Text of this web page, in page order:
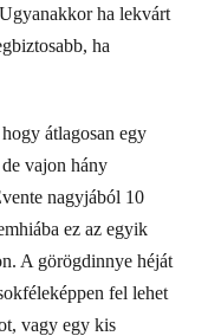
ha lekvárt
ha
átlagosan egy
vajon hány
nagyjából 10
ez az egyik
A görögdinnye héját
fel lehet
vagy egy kis